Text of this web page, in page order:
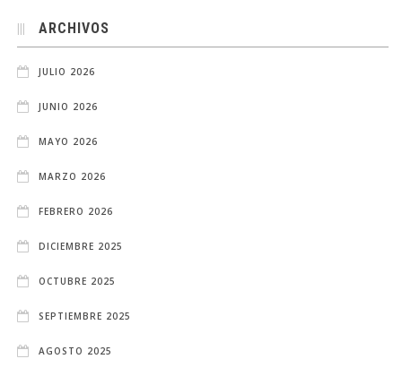
ARCHIVOS
JULIO 2026
JUNIO 2026
MAYO 2026
MARZO 2026
FEBRERO 2026
DICIEMBRE 2025
OCTUBRE 2025
SEPTIEMBRE 2025
AGOSTO 2025